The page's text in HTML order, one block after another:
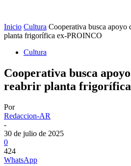
Inicio Cultura Cooperativa busca apoyo
planta frigorífica ex-PROINCO
Cultura
Cooperativa busca
reabrir planta
Por
Redaccion-AR
-
30 de julio de 2025
0
424
WhatsApp